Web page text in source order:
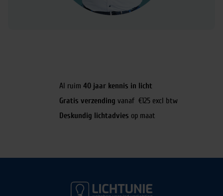
Al ruim 40 jaar kennis in licht
Gratis verzending vanaf €125 excl btw
Deskundig lichtadvies op maat